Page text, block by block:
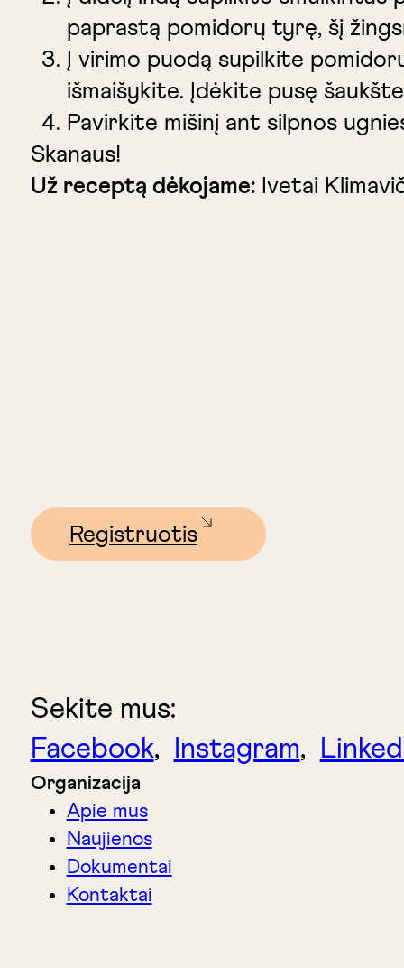
paprastą pomidorų tyrę, šį
Į virimo puodą supilkite
išmaišykite. Įdėkite pusę
Pavirkite mišinį ant silpnos
Skanaus!
Už receptą dėkojame:Ivetai
Registruotis
Sekite mus:
Facebook, Instagram,
Organizacija
Apie mus
Naujienos
Dokumentai
Kontaktai